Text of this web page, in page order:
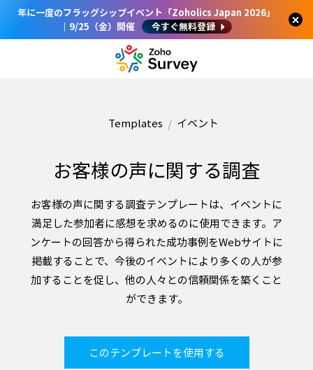
年に一度のフラッグシップイベント「Zoholics Japan 2026」
｜9/25（金）開催
今すぐ無料登録
Templates イベント
お客様の声に関する調査
お客様の声に関する調査テンプレートは、イベントに
満足した参加者に感想を求めるのに使用できます。ア
ンケートの回答から得られた成功事例をWebサイトに
掲載することで、今後のイベントにより多くの人が参
加することを促し、他の人々との信頼関係を築くこと
ができます。
このテンプレートを使用する